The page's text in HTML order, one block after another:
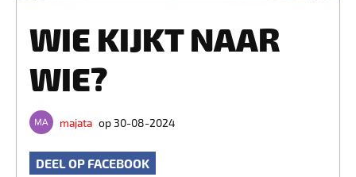
WIE KIJKT NAAR
WIE?
majata op 30-08-2024
DEEL OP FACEBOOK